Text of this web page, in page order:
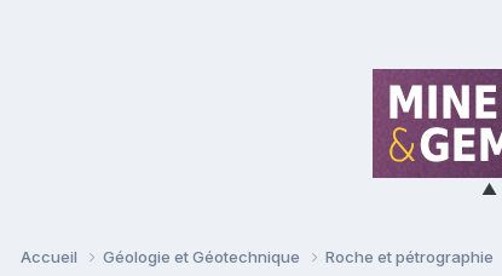
▲
Accueil Géologie et Géotechnique Roche et pétrographie